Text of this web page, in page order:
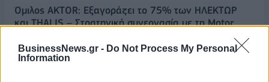
BusinessNews.gr - Do Not Process My Personal
Information
Όμιλος AKTOR: Εξαγοράζει το 75% των ΗΛΕΚΤΩΡ
και THALIS – Στρατηγική συνεργασία με τη Motor
05/08/2026 - 17:39 ΕΠΙΧΕΙΡΗΣΕΙΣ